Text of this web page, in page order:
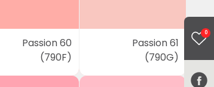
0
Passion 60
(790F)
Passion 61
(790G)